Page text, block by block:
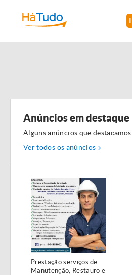
Anúncios em destaque
Alguns anúncios que destacamos
Ver todos os anúncios
Prestação serviços de
Manutenção, Restauro e